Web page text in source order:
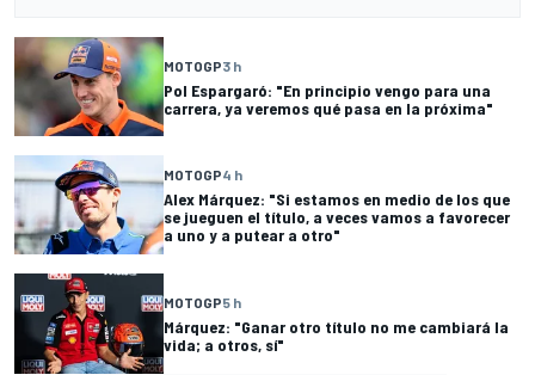
MOTOGP3 h
Pol Espargaró: "En principio vengo para una
carrera, ya veremos qué pasa en la próxima"
MOTOGP4 h
Alex Márquez: "Si estamos en medio de los que
se jueguen el título, a veces vamos a favorecer
a uno y a putear a otro"
MOTOGP5 h
Márquez: "Ganar otro título no me cambiará la
vida; a otros, sí"